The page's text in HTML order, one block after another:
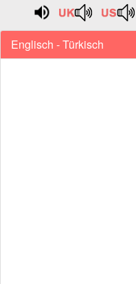
Englisch - Türkisch